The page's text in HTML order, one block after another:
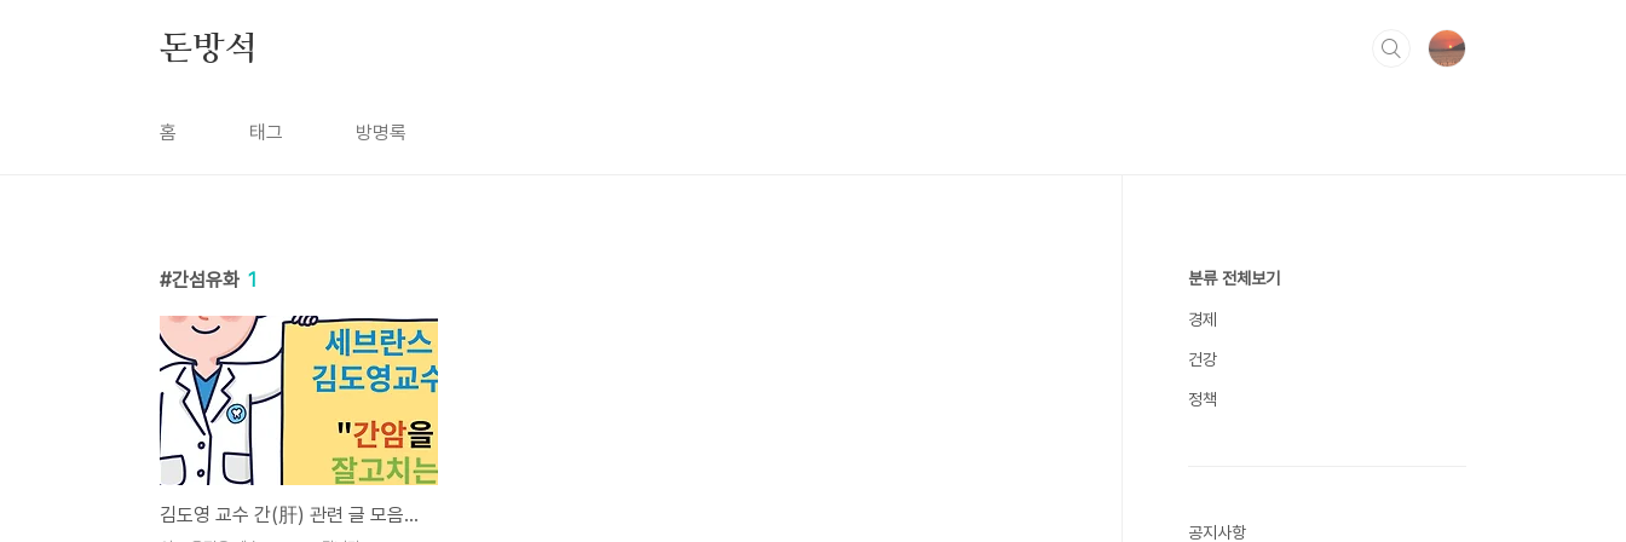
돈방석
홈 태그 방명록
간섬유화 1
김도영 교수 간(肝) 관련 글 모음집 !!
분류 전체보기
경제
건강
정책
공지사항